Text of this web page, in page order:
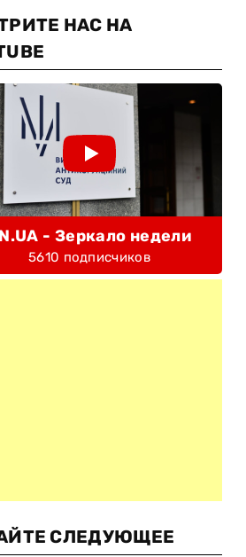
НАС НА
- Зеркало недели
5610 подписчиков
СЛЕДУЮЩЕЕ